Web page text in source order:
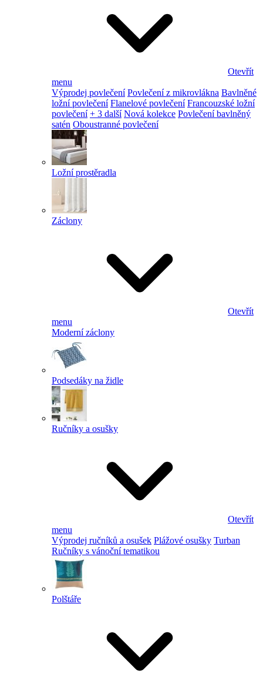
Otevřít
menu
Výprodej povlečení Povlečení z mikrovlákna Bavlněné
ložní povlečení Flanelové povlečení Francouzské ložní
povlečení + 3 další Nová kolekce Povlečení bavlněný
satén Oboustranné povlečení
Ložní prostěradla
Záclony
Otevřít
menu
Moderní záclony
Podsedáky na židle
Ručníky a osušky
Otevřít
menu
Výprodej ručníků a osušek Plážové osušky Turban
Ručníky s vánoční tematikou
Polštáře